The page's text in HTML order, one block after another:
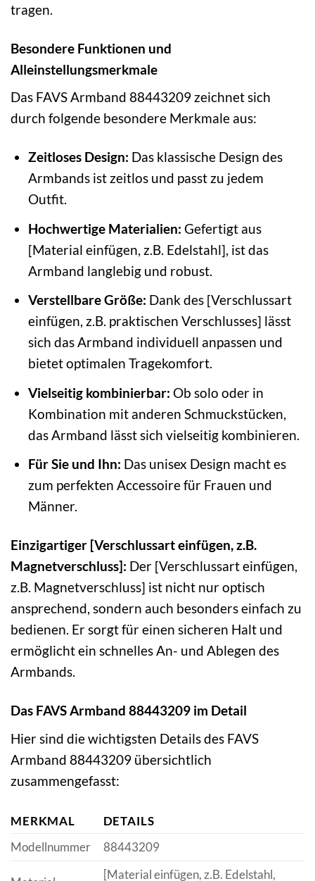
tragen.
Besondere Funktionen und
Alleinstellungsmerkmale
Das FAVS Armband 88443209 zeichnet sich
durch folgende besondere Merkmale aus:
Zeitloses Design: Das klassische Design des
Armbands ist zeitlos und passt zu jedem
Outfit.
Hochwertige Materialien: Gefertigt aus
[Material einfügen, z.B. Edelstahl], ist das
Armband langlebig und robust.
Verstellbare Größe: Dank des [Verschlussart
einfügen, z.B. praktischen Verschlusses] lässt
sich das Armband individuell anpassen und
bietet optimalen Tragekomfort.
Vielseitig kombinierbar: Ob solo oder in
Kombination mit anderen Schmuckstücken,
das Armband lässt sich vielseitig kombinieren.
Für Sie und Ihn: Das unisex Design macht es
zum perfekten Accessoire für Frauen und
Männer.
Einzigartiger [Verschlussart einfügen, z.B.
Magnetverschluss]: Der [Verschlussart einfügen,
z.B. Magnetverschluss] ist nicht nur optisch
ansprechend, sondern auch besonders einfach zu
bedienen. Er sorgt für einen sicheren Halt und
ermöglicht ein schnelles An- und Ablegen des
Armbands.
Das FAVS Armband 88443209 im Detail
Hier sind die wichtigsten Details des FAVS
Armband 88443209 übersichtlich
zusammengefasst:
MERKMAL
DETAILS
Modellnummer
88443209
[Material einfügen, z.B. Edelstahl,